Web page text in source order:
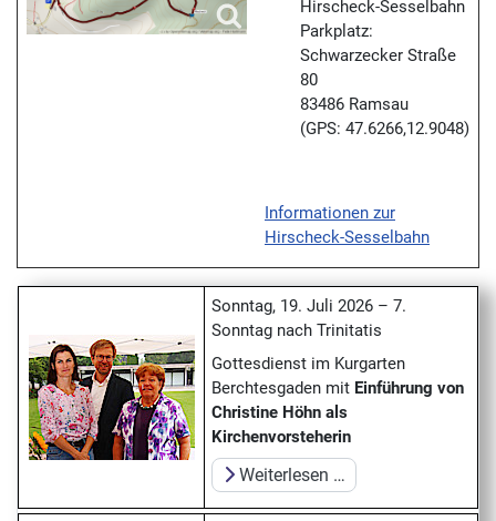
Hirscheck-Sesselbahn
Parkplatz:
Schwarzecker Straße
80
83486 Ramsau
(GPS: 47.6266,12.9048)
Informationen zur
Hirscheck-Sesselbahn
Sonntag, 19. Juli 2026 – 7.
Sonntag nach Trinitatis
Gottesdienst im Kurgarten
Berchtesgaden mit Einführung von
Christine Höhn als
Kirchenvorsteherin
Weiterlesen …